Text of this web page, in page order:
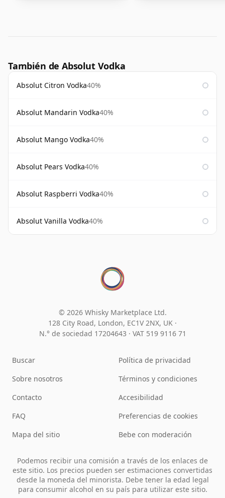
También de Absolut Vodka
Absolut Citron Vodka40%
Absolut Mandarin Vodka40%
Absolut Mango Vodka40%
Absolut Pears Vodka40%
Absolut Raspberri Vodka40%
Absolut Vanilla Vodka40%
© 2026 Whisky Marketplace Ltd.
128 City Road, London, EC1V 2NX, UK ·
N.° de sociedad 17204643 · VAT 519 9116 71
Buscar
Sobre nosotros
Contacto
FAQ
Mapa del sitio
Política de privacidad
Términos y condiciones
Accesibilidad
Preferencias de cookies
Bebe con moderación
Podemos recibir una comisión a través de los enlaces de
este sitio. Los precios pueden ser estimaciones convertidas
desde la moneda del minorista. Debe tener la edad legal
para consumir alcohol en su país para utilizar este sitio.